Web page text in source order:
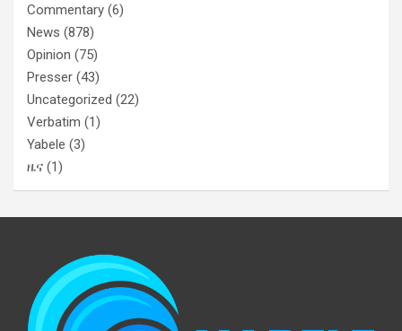
Commentary (6)
News (878)
Opinion (75)
Presser (43)
Uncategorized (22)
Verbatim (1)
Yabele (3)
ዜና (1)